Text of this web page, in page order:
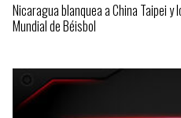
Nicaragua blanquea a China Taipei
Mundial de Béisbol